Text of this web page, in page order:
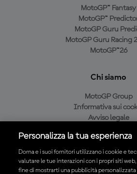
MotoGP™ Fantasy
MotoGP™
MotoGP Guru
MotoGP Guru Racing
MotoGP™26
Chi siamo
MotoGP Group
Informativa sui
Avviso legale
Condizioni di
Personalizza la tua esperienza
Dorna e i suoi fornitori utilizzano i cookie e
valutare le tue interazioni con i propri siti
fine di mostrarti una pubblicità personalizzata